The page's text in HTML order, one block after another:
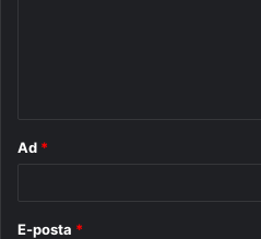
Ad *
E-posta *